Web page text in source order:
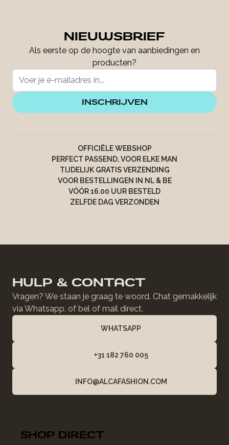
NIEUWSBRIEF
Als eerste op de hoogte van aanbiedingen en
producten?
INSCHRIJVEN
OFFICIËLE WEBSHOP
PERFECT PASSEND, VOOR ELKE MAN
TIJDELIJK GRATIS VERZENDING
VOOR BESTELLINGEN IN NL & BE
VÓÓR 16.00 UUR BESTELD
ZELFDE DAG VERZONDEN
HULP & CONTACT
Vragen? We staan je graag te woord. Chat gemakkelijk
via Whatsapp, of bel of mail direct.
WHATSAPP
+31 182 760 005
INFO@ALCAFASHION.COM
SHOP DIRECT